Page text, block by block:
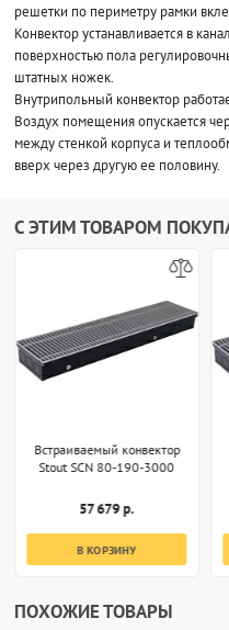
решетки по периметру рамки
Конвектор устанавливается в
поверхностью пола
штатных ножек.
Внутрипольный конвектор
Воздух помещения опускается
между стенкой корпуса и
вверх через другую ее половину.
С ЭТИМ ТОВАРОМ
Встраиваемый конвектор
Stout SCN 80-190-3000
57 679 р.
В КОРЗИНУ
ПОХОЖИЕ ТОВАРЫ